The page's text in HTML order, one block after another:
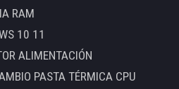
RAM
10 11
ALIMENTACIÓN
PASTA TÉRMICA CPU